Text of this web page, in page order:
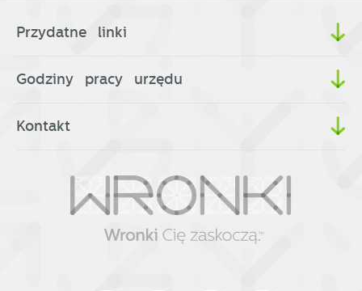
Przydatne linki
Godziny pracy urzędu
Kontakt